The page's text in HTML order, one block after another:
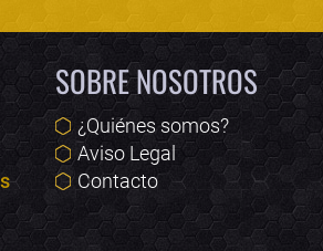
SOBRE NOSOTROS
¿Quiénes somos?
Aviso Legal
Contacto
Online · Te ayudo a